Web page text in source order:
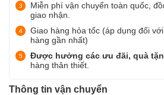
Miễn phí vận chuyển toàn quốc,
giao nhận.
Giao hàng hỏa tốc (áp dụng đối
hàng gần nhất)
Được hưởng các ưu đãi, quà
hàng thân thiết.
Thông tin vận chuyển